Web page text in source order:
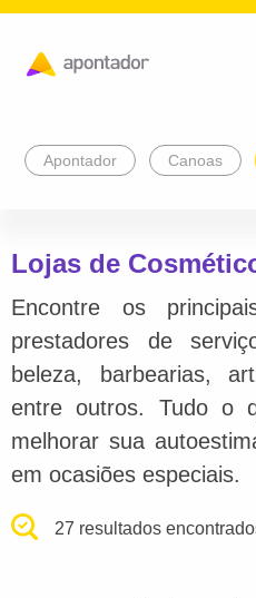
Apontador Canoas
Lojas de
Encontre os
prestadores de
beleza, barbearias,
entre outros. Tudo o
melhorar sua
em ocasiões especiais.
27 resultados